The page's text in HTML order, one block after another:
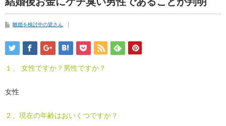
離婚を検討中の皆さん
１、 女性ですか？男性ですか？
女性
２、現在の年齢はおいくつですか？